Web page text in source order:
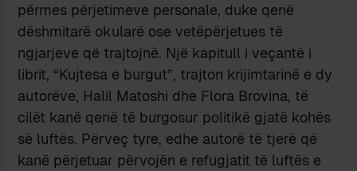
përmes përjetimeve personale, duke qenë
dëshmitarë okularë ose vetëpërjetues të
ngjarjeve që trajtojnë. Një kapitull i veçantë i
librit, “Kujtesa e burgut”, trajton krijimtarinë e dy
autorëve, Halil Matoshi dhe Flora Brovina, të
cilët kanë qenë të burgosur politikë gjatë kohës
së luftës. Përveç tyre, edhe autorë të tjerë që
kanë përjetuar përvojën e refugjatit të luftës e